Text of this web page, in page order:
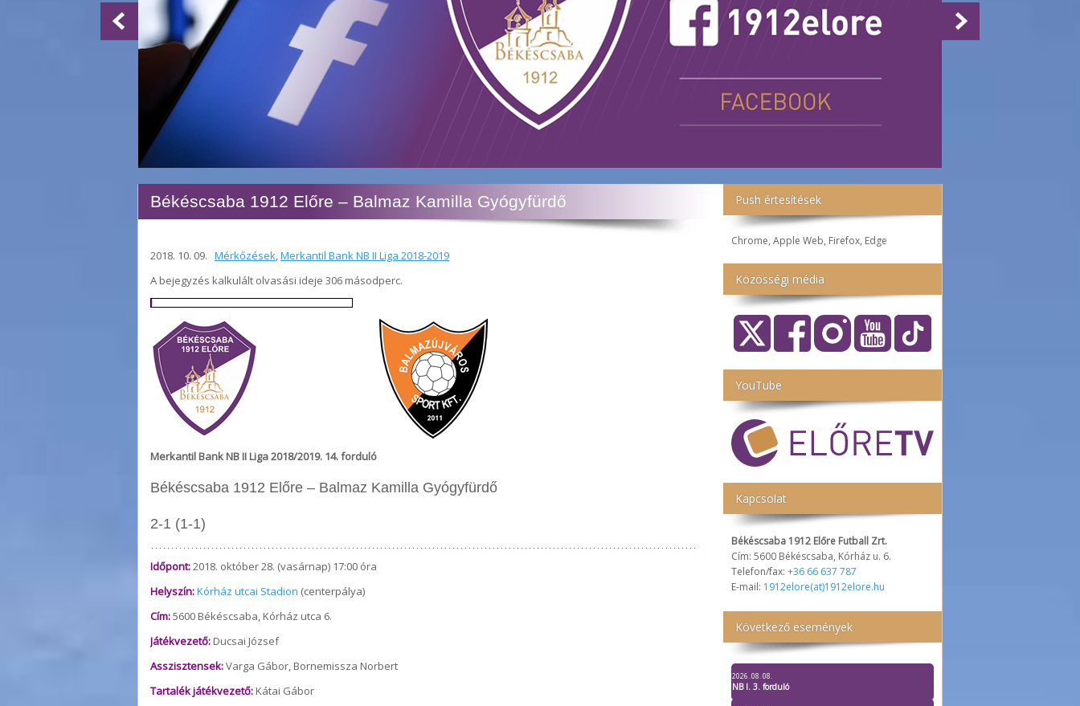
Push értesítések
Chrome, Apple Web, Firefox, Edge
Közösségi média
YouTube
Kapcsolat
Békéscsaba 1912 Előre Futball Zrt.
Cím: 5600 Békéscsaba, Kórház u. 6.
Telefon/fax: +36 66 637 787
E-mail: 1912elore(at)1912elore.hu
Következő események
2026. 08. 08.
NB I. 3. forduló
Békéscsaba 1912 Előre – Balmaz Kamilla Gyógyfürdő
2018. 10. 09. Mérkőzések,Merkantil Bank NB II Liga 2018-2019
A bejegyzés kalkulált olvasási ideje 306 másodperc.
Merkantil Bank NB II Liga 2018/2019. 14. forduló
Békéscsaba 1912 Előre – Balmaz Kamilla Gyógyfürdő
2-1 (1-1)
Időpont:2018. október 28. (vasárnap) 17:00 óra
Helyszín:Kórház utcai Stadion (centerpálya)
Cím:5600 Békéscsaba, Kórház utca 6.
Játékvezető: Ducsai József
Asszisztensek:Varga Gábor, Bornemissza Norbert
Tartalék játékvezető: Kátai Gábor